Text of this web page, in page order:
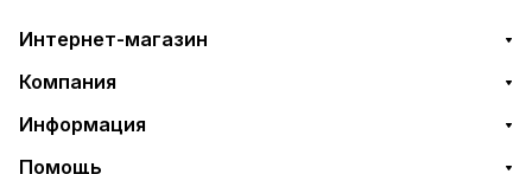
Интернет-магазин
Компания
Информация
Помощь